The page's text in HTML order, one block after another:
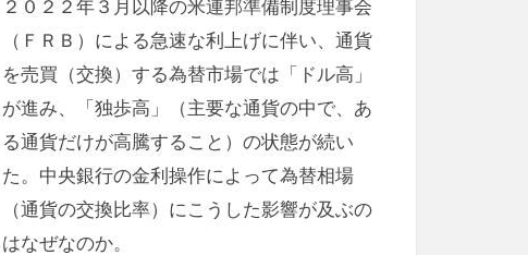
２０２２年３月以降の米連邦準備制度理事会
（ＦＲＢ）による急速な利上げに伴い、通貨
を売買（交換）する為替市場では「ドル高」
が進み、「独歩高」（主要な通貨の中で、あ
る通貨だけが高騰すること）の状態が続い
た。中央銀行の金利操作によって為替相場
（通貨の交換比率）にこうした影響が及ぶの
はなぜなのか。